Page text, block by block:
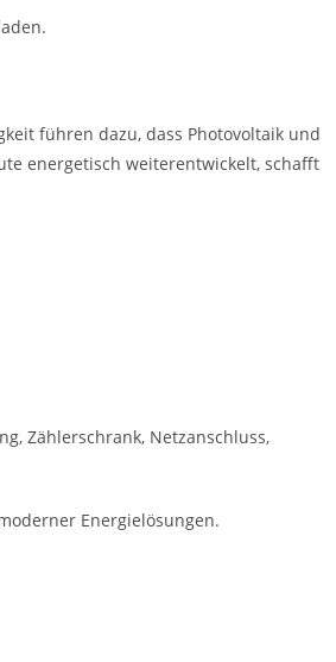
führen dazu, dass Photovoltaik und
energetisch weiterentwickelt, schafft
Zählerschrank, Netzanschluss,
Energielösungen.